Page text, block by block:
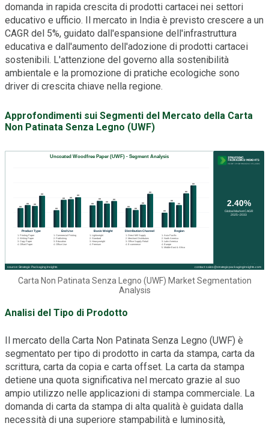
domanda in rapida crescita di prodotti cartacei nei settori
educativo e ufficio. Il mercato in India è previsto crescere a un
CAGR del 5%, guidato dall'espansione dell'infrastruttura
educativa e dall'aumento dell'adozione di prodotti cartacei
sostenibili. L'attenzione del governo alla sostenibilità
ambientale e la promozione di pratiche ecologiche sono
driver di crescita chiave nella regione.
Approfondimenti sui Segmenti del Mercato della Carta
Non Patinata Senza Legno (UWF)
Carta Non Patinata Senza Legno (UWF) Market Segmentation
Analysis
Analisi del Tipo di Prodotto
Il mercato della Carta Non Patinata Senza Legno (UWF) è
segmentato per tipo di prodotto in carta da stampa, carta da
scrittura, carta da copia e carta offset. La carta da stampa
detiene una quota significativa nel mercato grazie al suo
ampio utilizzo nelle applicazioni di stampa commerciale. La
domanda di carta da stampa di alta qualità è guidata dalla
necessità di una superiore stampabilità e luminosità,